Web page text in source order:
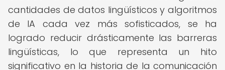
cantidades de datos lingüísticos y algoritmos
de IA cada vez más sofisticados, se ha
logrado reducir drásticamente las barreras
lingüísticas, lo que representa un hito
significativo en la historia de la comunicación